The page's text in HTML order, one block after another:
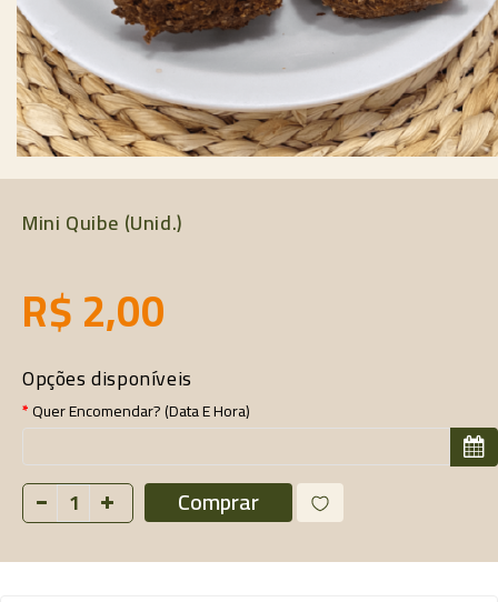
Mini Quibe (unid.)
R$ 2,00
Opções disponíveis
Quer Encomendar? (data E Hora)
Comprar